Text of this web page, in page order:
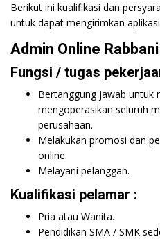
Berikut ini kualifikasi dan
untuk dapat mengirimkan
Admin Online
Fungsi / tugas
Bertanggung jawab untuk
mengoperasikan seluruh
perusahaan.
Melakukan promosi dan
online.
Melayani pelanggan.
Kualifikasi pelamar :
Pria atau Wanita.
Pendidikan SMA / SMK